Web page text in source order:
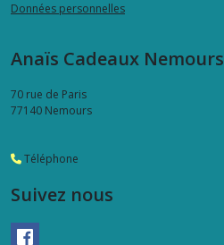
Données personnelles
Anaïs Cadeaux Nemours
70 rue de Paris
77140 Nemours
Téléphone
Suivez nous